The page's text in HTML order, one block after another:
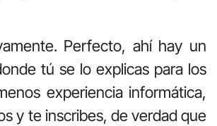
Perfecto, ahí hay un
tú se lo explicas para los
experiencia informática,
y te inscribes, de verdad que